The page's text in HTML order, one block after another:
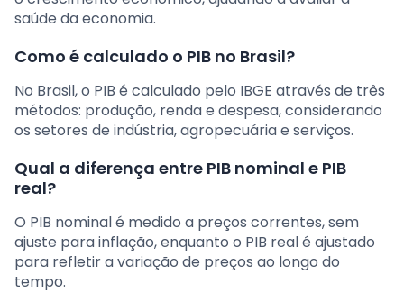
saúde da economia.
Como é calculado o PIB no Brasil?
No Brasil, o PIB é calculado pelo IBGE através de três
métodos: produção, renda e despesa, considerando
os setores de indústria, agropecuária e serviços.
Qual a diferença entre PIB nominal e PIB
real?
O PIB nominal é medido a preços correntes, sem
ajuste para inflação, enquanto o PIB real é ajustado
para refletir a variação de preços ao longo do
tempo.